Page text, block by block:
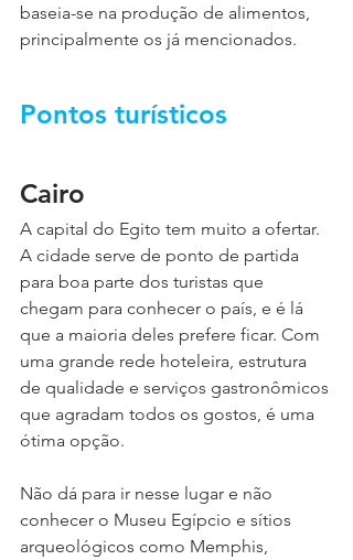
baseia-se na produção de alimentos,
principalmente os já mencionados.
Pontos turísticos
Cairo
A capital do Egito tem muito a ofertar.
A cidade serve de ponto de partida
para boa parte dos turistas que
chegam para conhecer o país, e é lá
que a maioria deles prefere ficar. Com
uma grande rede hoteleira, estrutura
de qualidade e serviços gastronômicos
que agradam todos os gostos, é uma
ótima opção.
Não dá para ir nesse lugar e não
conhecer o Museu Egípcio e sítios
arqueológicos como Memphis,